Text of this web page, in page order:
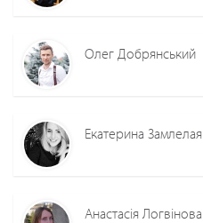
Олег Добрянський
Екатерина Замлелая
Анастасія Логвінова